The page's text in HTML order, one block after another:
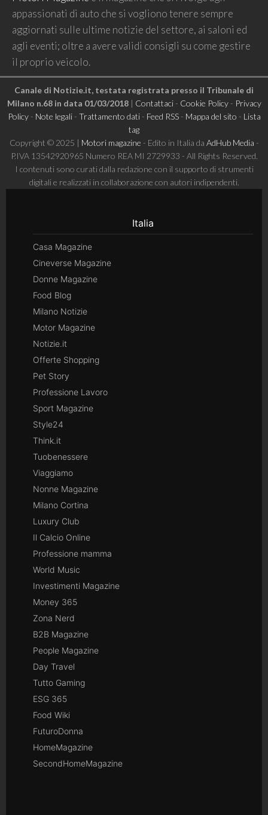
appassionati di auto che si vogliono tenere sempre
aggiornati sulle ultime notizie del settore, ai saloni ed
agli eventi; oltre a avere validi consigli su come gestire
il proprio veicolo.
Canale di Notizie.it, testata registrata presso il Tribunale di
Milano n.68 in data 01/03/2018| Contattaci- Cookie Policy- Privacy
Policy- Note legali- Trattamento dati- Feed RSS- Mappa del sito - Lista
tag
Copyright © 2025 | Motori magazine - Edito in Italia da AdHub Media -
P.IVA 13542920965 Numero REA MI 2729933 - All Rights Reserved.
I contenuti sono curati dalla redazione con il supporto di strumenti
digitali e realizzati in collaborazione con autori indipendenti.
Italia
Casa Magazine
Cineverse Magazine
Donne Magazine
Food Blog
Milano Notizie
Motor Magazine
Notizie.it
Offerte Shopping
Pet Story
Professione Lavoro
Sport Magazine
Style24
Think.it
Tuobenessere
Viaggiamo
Nonne Magazine
Milano Cortina
Luxury Club
Il Calcio Online
Professione mamma
World Music
Investimenti Magazine
Money 365
Zona Nerd
B2B Magazine
People Magazine
Day Travel
Tutto Gaming
ESG 365
Food Wiki
FuturoDonna
HomeMagazine
SecondHomeMagazine